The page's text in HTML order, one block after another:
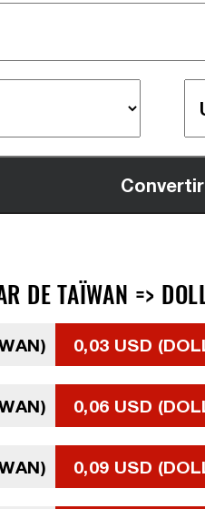
DE TAÏWAN =>
0,03 USD
0,06 USD
0,09 USD